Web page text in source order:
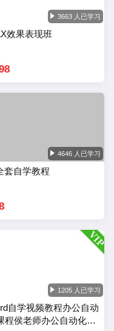
3663 人已学习
效果表现班
4646 人已学习
套自学教程
1205 人已学习
自学视频教程办公自动
程侯老师办公自动化wo